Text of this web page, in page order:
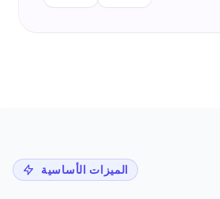
الميزات الأساسية